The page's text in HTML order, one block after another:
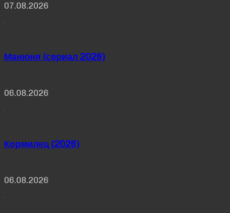
07.08.2026
Манюня (сериал 2026)
06.08.2026
Кормилец (2026)
06.08.2026